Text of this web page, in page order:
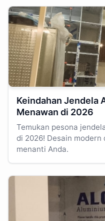
Keindahan Jendela
Menawan di 2026
Temukan pesona
di 2026! Desain
menanti Anda.